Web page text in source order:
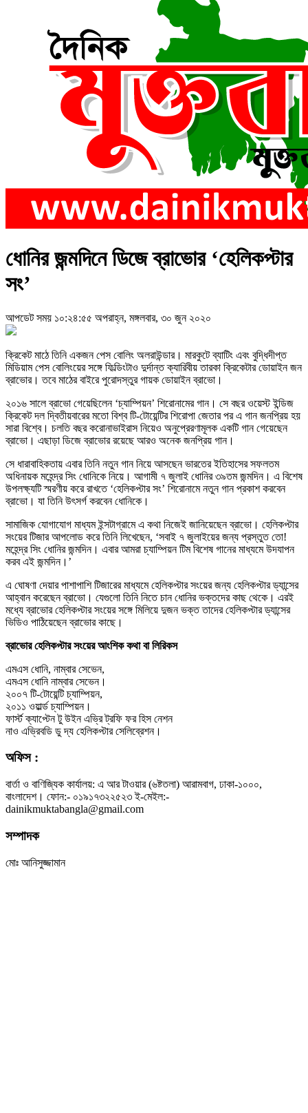
ধোনির জন্মদিনে ডিজে ব্রাভোর ‘হেলিকপ্টার
সং’
আপডেট সময় ১০:২৪:৫৫ অপরাহ্ন, মঙ্গলবার, ৩০ জুন ২০২০
ক্রিকেট মাঠে তিনি একজন পেস বোলিং অলরাউন্ডার। মারকুটে ব্যাটিং এবং বুদ্ধিদীপ্ত
মিডিয়াম পেস বোলিংয়ের সঙ্গে ফিল্ডিংটাও দুর্দান্ত ক্যারিবীয় তারকা ক্রিকেটার ডোয়াইন জন
ব্রাভোর। তবে মাঠের বাইরে পুরোদস্তুর গায়ক ডোয়াইন ব্রাভো।
২০১৬ সালে ব্রাভো গেয়েছিলেন ‘চ্যাম্পিয়ন’ শিরোনামের গান। সে বছর ওয়েস্ট ইন্ডিজ
ক্রিকেট দল দ্বিতীয়বারের মতো বিশ্ব টি-টোয়েন্টির শিরোপা জেতার পর এ গান জনপ্রিয় হয়
সারা বিশ্বে। চলতি বছর করোনাভাইরাস নিয়েও অনুপ্রেরণামূলক একটি গান গেয়েছেন
ব্রাভো। এছাড়া ডিজে ব্রাভোর রয়েছে আরও অনেক জনপ্রিয় গান।
সে ধারাবাহিকতায় এবার তিনি নতুন গান নিয়ে আসছেন ভারতের ইতিহাসের সফলতম
অধিনায়ক মহেন্দ্র সিং ধোনিকে নিয়ে। আগামী ৭ জুলাই ধোনির ৩৯তম জন্মদিন। এ বিশেষ
উপলক্ষ্যটি স্মরণীয় করে রাখতে ‘হেলিকপ্টার সং’ শিরোনামে নতুন গান প্রকাশ করবেন
ব্রাভো। যা তিনি উৎসর্গ করবেন ধোনিকে।
সামাজিক যোগাযোগ মাধ্যম ইন্সটাগ্রামে এ কথা নিজেই জানিয়েছেন ব্রাভো। হেলিকপ্টার
সংয়ের টিজার আপলোড করে তিনি লিখেছেন, ‘সবাই ৭ জুলাইয়ের জন্য প্রস্তুত তো!
মহেন্দ্র সিং ধোনির জন্মদিন। এবার আমরা চ্যাম্পিয়ন টিম বিশেষ গানের মাধ্যমে উদযাপন
করব এই জন্মদিন।’
এ ঘোষণা দেয়ার পাশাপাশি টিজারের মাধ্যমে হেলিকপ্টার সংয়ের জন্য হেলিকপ্টার ড্যান্সের
আহ্বান করেছেন ব্রাভো। যেগুলো তিনি নিতে চান ধোনির ভক্তদের কাছ থেকে। এরই
মধ্যে ব্রাভোর হেলিকপ্টার সংয়ের সঙ্গে মিলিয়ে দুজন ভক্ত তাদের হেলিকপ্টার ড্যান্সের
ভিডিও পাঠিয়েছেন ব্রাভোর কাছে।
ব্রাভোর হেলিকপ্টার সংয়ের আংশিক কথা বা লিরিকস
এমএস ধোনি, নাম্বার সেভেন,
এমএস ধোনি নাম্বার সেভেন।
২০০৭ টি-টোয়েন্টি চ্যাম্পিয়ন,
২০১১ ওয়ার্ল্ড চ্যাম্পিয়ন।
ফার্স্ট ক্যাপ্টেন টু উইন এভ্রি ট্রফি ফর হিস নেশন
নাও এভ্রিবডি ডু দ্য হেলিকপ্টার সেলিব্রেশন।
অফিস :
বার্তা ও বাণিজ্যিক কার্যালয়: এ আর টাওয়ার (৬ষ্টতলা) আরামবাগ, ঢাকা-১০০০,
বাংলাদেশ। ফোন:- ০১৯১৭৩২২৫২৩ ই-মেইল:-
dainikmuktabangla@gmail.com
সম্পাদক
মোঃ আনিসুজ্জামান